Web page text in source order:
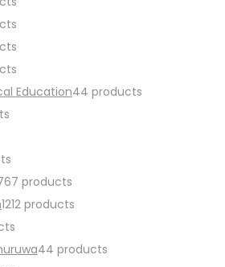
Education44 products
67 products
1212 products
44 products